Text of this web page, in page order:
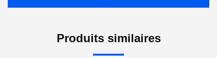
Produits similaires